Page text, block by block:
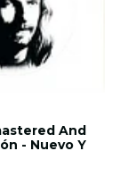
And
- Nuevo Y